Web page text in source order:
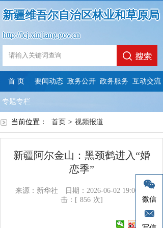
微信
新疆维吾尔自治区林业和草原局
http://lcj.xinjiang.gov.cn
首 页 要闻动态 政务公开 政务服务 互动交流
专题专栏
当前位置： 首页 > 视频报道
新疆阿尔金山：黑颈鹤进入“婚
恋季”
来源：新华社 日期：2026-06-02 19:06
点
击：[ 856 次]